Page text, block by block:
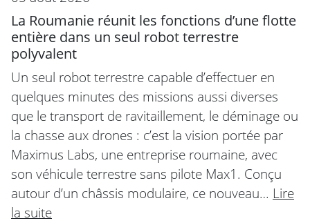
La Roumanie réunit les fonctions d’une flotte
entière dans un seul robot terrestre
polyvalent
Un seul robot terrestre capable d’effectuer en
quelques minutes des missions aussi diverses
que le transport de ravitaillement, le déminage ou
la chasse aux drones : c’est la vision portée par
Maximus Labs, une entreprise roumaine, avec
son véhicule terrestre sans pilote Max1. Conçu
autour d’un châssis modulaire, ce nouveau… Lire
la suite